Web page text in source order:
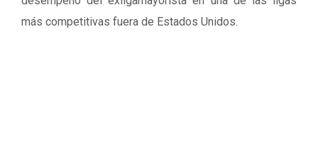
más competitivas fuera de Estados Unidos.